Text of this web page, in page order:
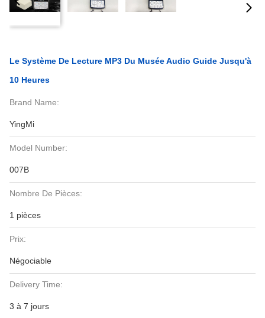
Le Système De Lecture MP3 Du Musée Audio Guide Jusqu'à
10 Heures
Brand Name:
YingMi
Model Number:
007B
Nombre De Pièces:
1 pièces
Prix:
Négociable
Delivery Time:
3 à 7 jours